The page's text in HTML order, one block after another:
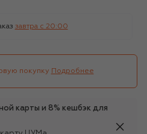
завтра c 20:00
покупку Подробнее
карты и 8% кешбэк для